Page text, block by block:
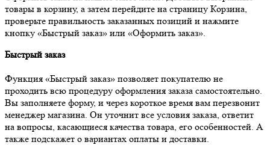
товары в корзину, а затем перейдите на страницу Корзина,
проверьте правильность заказанных позиций и нажмите
кнопку «Быстрый заказ» или «Оформить заказ».
Быстрый заказ
Функция «Быстрый заказ» позволяет покупателю не
проходить всю процедуру оформления заказа самостоятельно.
Вы заполняете форму, и через короткое время вам перезвонит
менеджер магазина. Он уточнит все условия заказа, ответит
на вопросы, касающиеся качества товара, его особенностей. А
также подскажет о вариантах оплаты и доставки.